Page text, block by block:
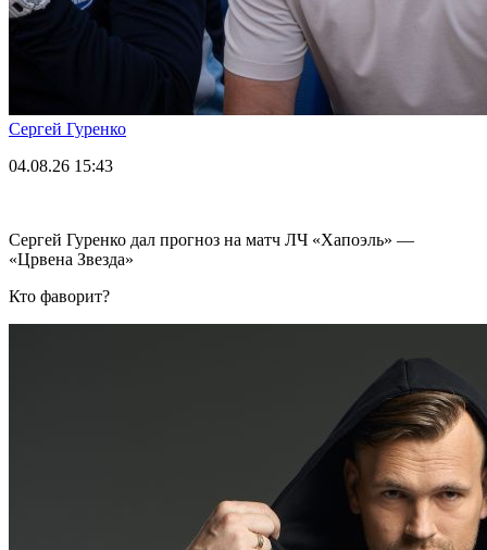
Сергей Гуренко
04.08.26 15:43
Сергей Гуренко дал прогноз на матч ЛЧ «Хапоэль» —
«Црвена Звезда»
Кто фаворит?